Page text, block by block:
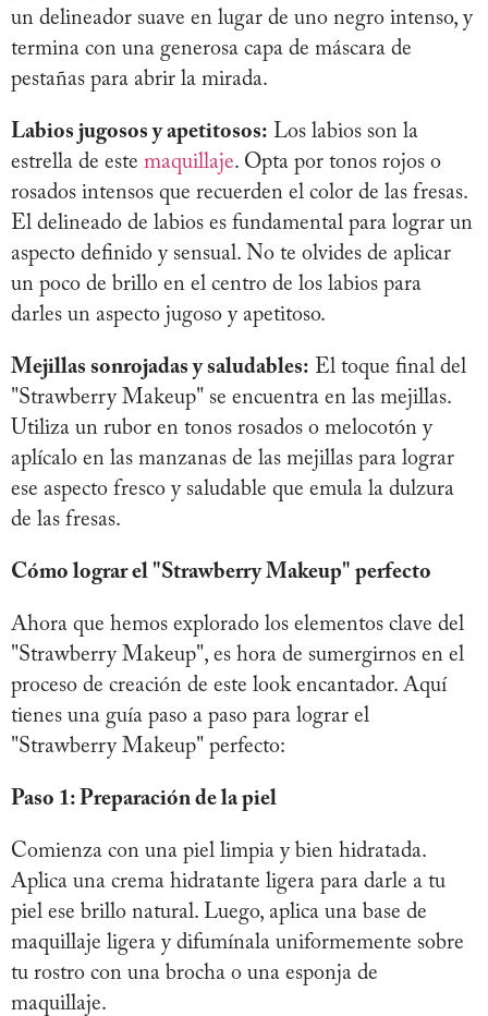
un delineador suave en lugar de uno negro intenso, y
termina con una generosa capa de máscara de
pestañas para abrir la mirada.
Labios jugosos y apetitosos: Los labios son la
estrella de este maquillaje. Opta por tonos rojos o
rosados intensos que recuerden el color de las fresas.
El delineado de labios es fundamental para lograr un
aspecto definido y sensual. No te olvides de aplicar
un poco de brillo en el centro de los labios para
darles un aspecto jugoso y apetitoso.
Mejillas sonrojadas y saludables: El toque final del
"Strawberry Makeup" se encuentra en las mejillas.
Utiliza un rubor en tonos rosados o melocotón y
aplícalo en las manzanas de las mejillas para lograr
ese aspecto fresco y saludable que emula la dulzura
de las fresas.
Cómo lograr el "Strawberry Makeup" perfecto
Ahora que hemos explorado los elementos clave del
"Strawberry Makeup", es hora de sumergirnos en el
proceso de creación de este look encantador. Aquí
tienes una guía paso a paso para lograr el
"Strawberry Makeup" perfecto:
Paso 1: Preparación de la piel
Comienza con una piel limpia y bien hidratada.
Aplica una crema hidratante ligera para darle a tu
piel ese brillo natural. Luego, aplica una base de
maquillaje ligera y difumínala uniformemente sobre
tu rostro con una brocha o una esponja de
maquillaje.